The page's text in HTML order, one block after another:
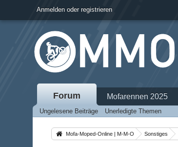
Anmelden oder registrieren
Forum Mofarennen 2025
Ungelesene Beiträge Unerledigte Themen
Mofa-Moped-Online | M-M-O Sonstiges